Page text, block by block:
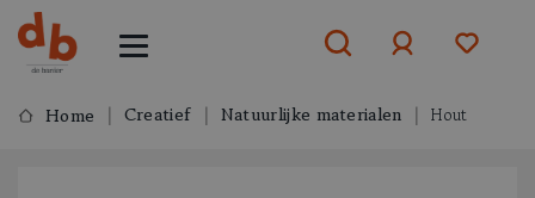
Home Creatief Natuurlijke materialen Hout